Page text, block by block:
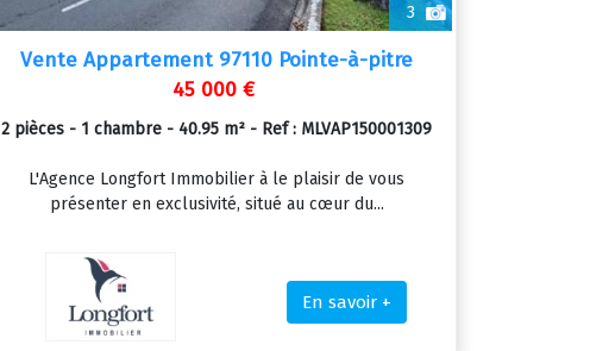
3
Vente Appartement 97110 Pointe-à-pitre
45 000 €
2 pièces - 1 chambre - 40.95 m² - Ref : MLVAP150001309
L'Agence Longfort Immobilier à le plaisir de vous
présenter en exclusivité, situé au cœur du...
En savoir +